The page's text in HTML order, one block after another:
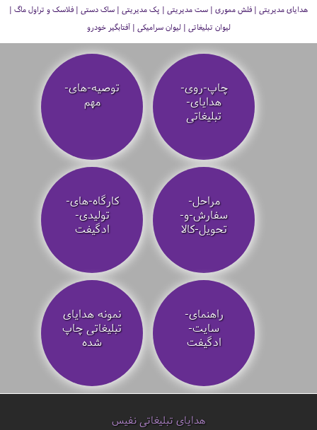
هدایای مدیریتی | فلش مموری | ست مدیریتی | پک مدیریتی | ساک دستی | فلاسک و تراول ماگ |
لیوان تبلیغاتی | لیوان سرامیکی | آفتابگیر خودرو
چاپ-روی-
هدایای-
تبلیغاتی
توصیه‌-های-
مهم
مراحل-
سفارش-و-
تحویل-کالا
کارگاه-های-
تولیدی-
ادگیفت
راهنمای-
سایت-
ادگیفت
نمونه هدایای
تبلیغاتی چاپ
شده
هدایای تبلیغاتی نفیس